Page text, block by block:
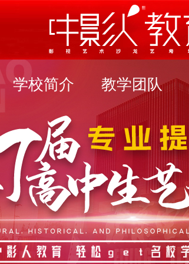
学校简介 教学团队